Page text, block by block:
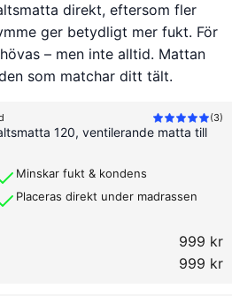
direkt, eftersom fler
ger betydligt mer fukt. För
– men inte alltid. Mattan
som matchar ditt tält.
(3)
120, ventilerande matta till
Minskar fukt & kondens
Placeras direkt under madrassen
999 kr
999 kr